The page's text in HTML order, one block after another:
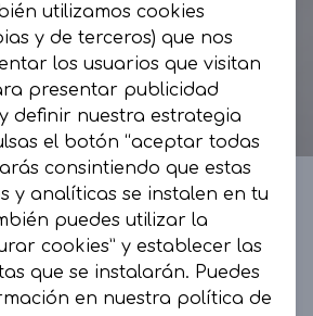
by AR
un espacio de moda, muy
utilizamos cookies
y de terceros) que nos
los usuarios que visitan
presentar publicidad
definir nuestra estrategia
el botón “aceptar todas
consintiendo que estas
y analíticas se instalen en tu
puedes utilizar la
cookies” y establecer las
que se instalarán. Puedes
en nuestra política de